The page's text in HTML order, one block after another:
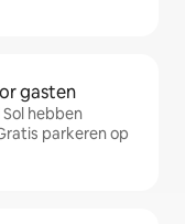
gasten
hebben
parkeren op